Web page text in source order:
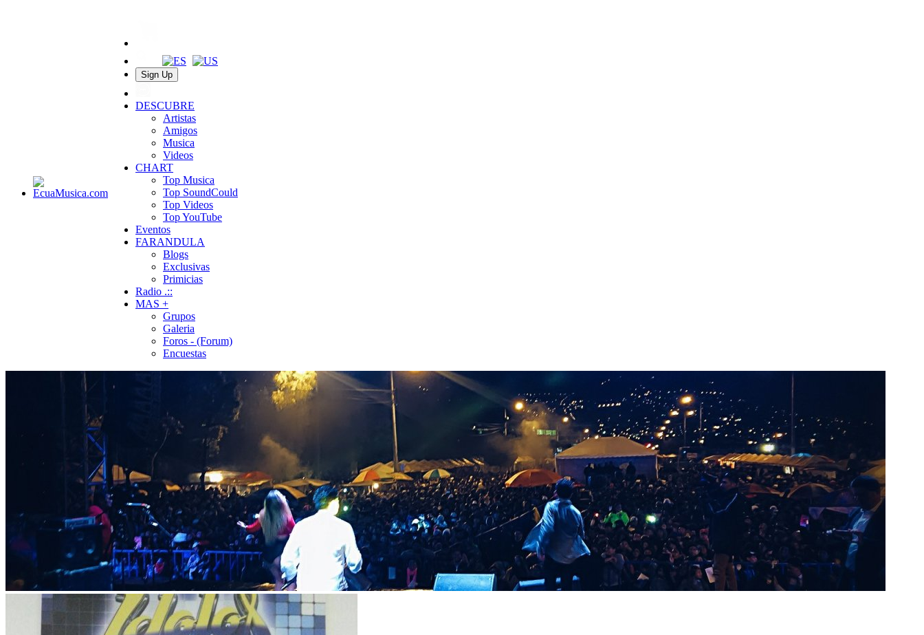
Sign Up
DESCUBRE
Artistas
Amigos
Musica
Videos
CHART
Top Musica
Top SoundCould
Top Videos
Top YouTube
Eventos
FARANDULA
Blogs
Exclusivas
Primicias
Radio .::
MAS +
Grupos
Galeria
Foros - (Forum)
Encuestas